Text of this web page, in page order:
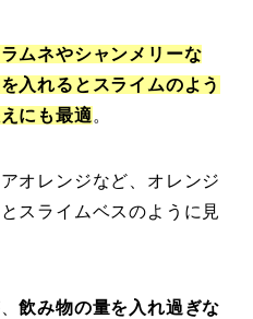
ムネやシャンメリーな
入れるとスライムのよう
にも最適 。
オレンジなど、オレンジ
スライムベスのように見
飲み物の量を入れ過ぎな